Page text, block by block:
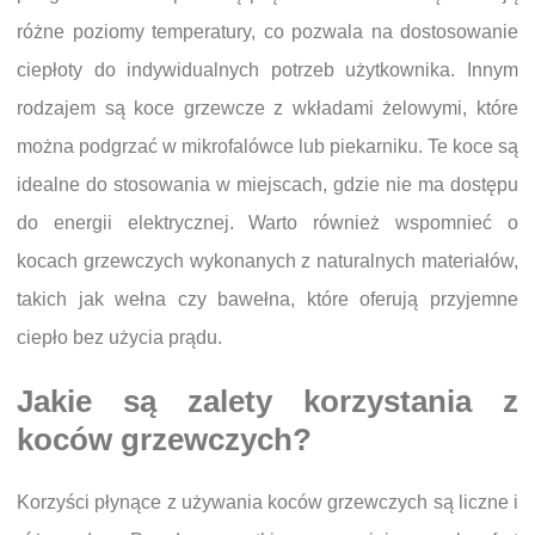
różne poziomy temperatury, co pozwala na dostosowanie
ciepłoty do indywidualnych potrzeb użytkownika. Innym
rodzajem są koce grzewcze z wkładami żelowymi, które
można podgrzać w mikrofalówce lub piekarniku. Te koce są
idealne do stosowania w miejscach, gdzie nie ma dostępu
do energii elektrycznej. Warto również wspomnieć o
kocach grzewczych wykonanych z naturalnych materiałów,
takich jak wełna czy bawełna, które oferują przyjemne
ciepło bez użycia prądu.
Jakie są zalety korzystania z
koców grzewczych?
Korzyści płynące z używania koców grzewczych są liczne i